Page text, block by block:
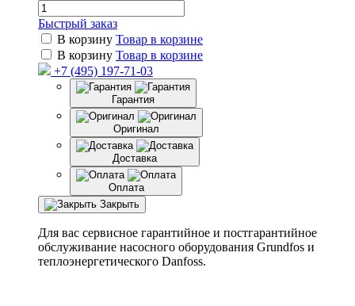
Быстрый заказ
В корзину Товар в корзине
В корзину Товар в корзине
+7 (495) 197-71-03
Гарантия
Оригинал
Доставка
Оплата
Закрыть
Для вас сервисное гарантийное и постгарантийное
обслуживание насосного оборудования Grundfos и
теплоэнергетического Danfoss.